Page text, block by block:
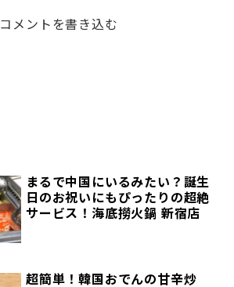
コメントを書き込む
まるで中国にいるみたい？誕生
日のお祝いにもぴったりの超絶
サービス！海底撈火鍋 新宿店
超簡単！韓国おでんの甘辛炒